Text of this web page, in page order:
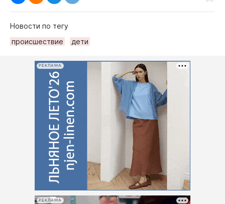
Новости по тегу
происшествие
дети
РЕКЛАМА
РЕКЛАМА